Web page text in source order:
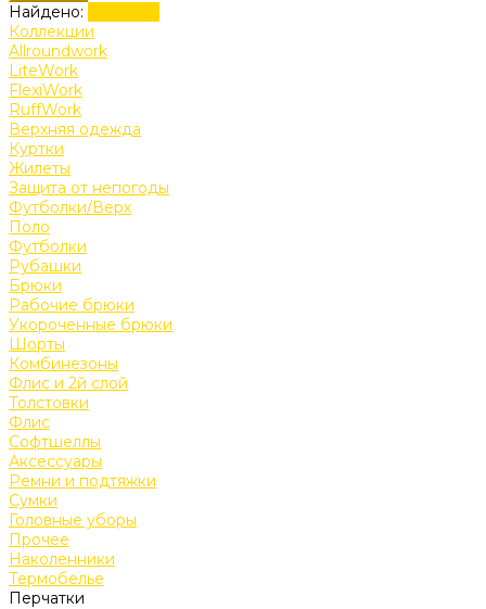
Найдено:
Коллекции
Allroundwork
LiteWork
FlexiWork
RuffWork
Верхняя одежда
Куртки
Жилеты
Защита от непогоды
Футболки/Верх
Поло
Футболки
Рубашки
Брюки
Рабочие брюки
Укороченные брюки
Шорты
Комбинезоны
Флис и 2й слой
Толстовки
Флис
Софтшеллы
Аксессуары
Ремни и подтяжки
Сумки
Головные уборы
Прочее
Наколенники
Термобелье
Перчатки